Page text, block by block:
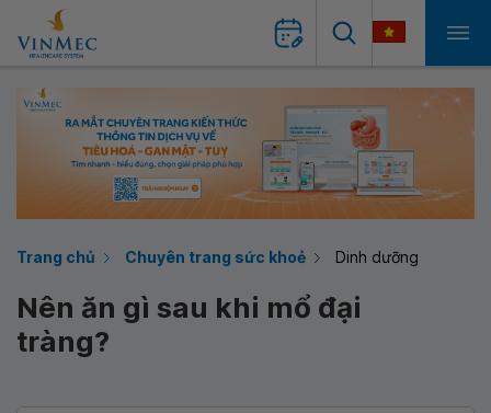
Trang chủ Chuyên trang sức khoẻ Dinh dưỡng
Nên ăn gì sau khi mổ đại
tràng?